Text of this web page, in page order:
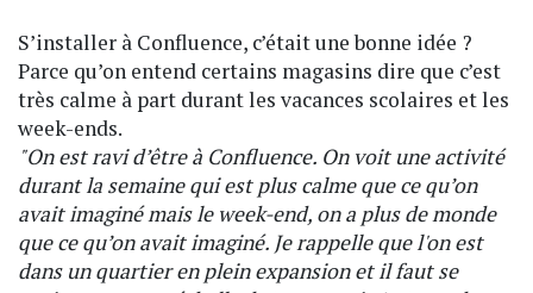
S’installer à Confluence, c’était une bonne idée ?
Parce qu’on entend certains magasins dire que c’est
très calme à part durant les vacances scolaires et les
week-ends.
"On est ravi d’être à Confluence. On voit une activité
durant la semaine qui est plus calme que ce qu’on
avait imaginé mais le week-end, on a plus de monde
que ce qu’on avait imaginé. Je rappelle que l'on est
dans un quartier en plein expansion et il faut se